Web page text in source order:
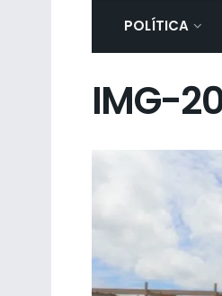
POLÍTICA
IMG-